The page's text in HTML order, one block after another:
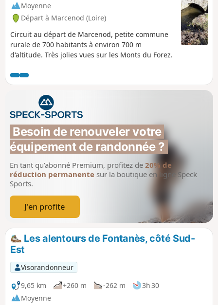
Moyenne
Départ à Marcenod (Loire)
Circuit au départ de Marcenod, petite commune
rurale de 700 habitants à environ 700 m
d'altitude. Très jolies vues sur les Monts du Forez.
Besoin de renouveler votre
équipement de randonnée ?
En tant qu’abonné Premium, profitez de 20% de
réduction permanente sur la boutique en ligne Speck
Sports.
J'en profite
Les alentours de Fontanès, côté Sud-
Est
Visorandonneur
9,65 km
+260 m -262 m
3h 30
Moyenne